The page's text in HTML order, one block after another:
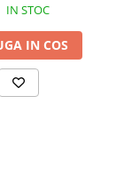
IN STOC
IN COS